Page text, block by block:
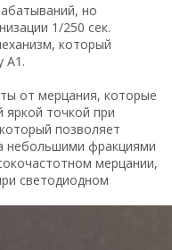
но
1/250 сек.
который
A1.
от мерцания, которые
яркой точкой при
позволяет
небольшими фракциями
мерцании,
светодиодном